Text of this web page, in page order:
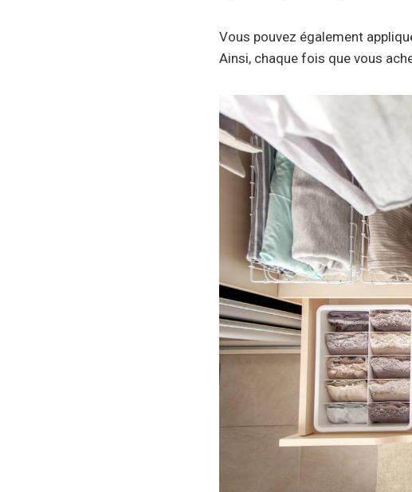
Vous pouvez également
Ainsi, chaque fois que vous